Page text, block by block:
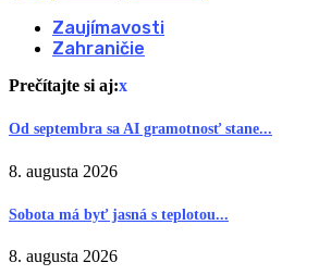
Zaujímavosti
Zahraničie
Prečítajte si aj:x
Od septembra sa AI gramotnosť stane...
8. augusta 2026
Sobota má byť jasná s teplotou...
8. augusta 2026